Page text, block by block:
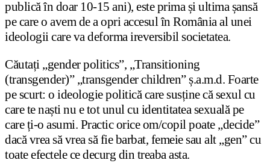
publică în doar 10-15 ani), este prima și ultima șansă
pe care o avem de a opri accesul în România al unei
ideologii care va deforma ireversibil societatea.
Căutați „gender politics”, „Transitioning
(transgender)” „transgender children” ș.a.m.d. Foarte
pe scurt: o ideologie politică care susține că sexul cu
care te naști nu e tot unul cu identitatea sexuală pe
care ți-o asumi. Practic orice om/copil poate „decide”
dacă vrea să vrea să fie barbat, femeie sau alt „gen” cu
toate efectele ce decurg din treaba asta.